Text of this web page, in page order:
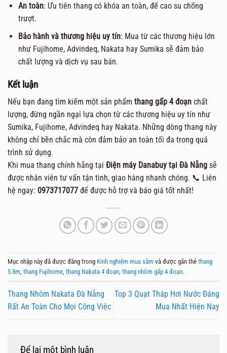
An toàn: Ưu tiên thang có khóa an toàn, đế cao su chống
trượt.
Bảo hành và thương hiệu uy tín: Mua từ các thương hiệu lớn
như Fujihome, Advindeq, Nakata hay Sumika sẽ đảm bảo
chất lượng và dịch vụ sau bán.
Kết luận
Nếu bạn đang tìm kiếm một sản phẩm thang gấp 4 đoạn chất
lượng, đừng ngần ngại lựa chọn từ các thương hiệu uy tín như
Sumika, Fujihome, Advindeq hay Nakata. Những dòng thang này
không chỉ bền chắc mà còn đảm bảo an toàn tối đa trong quá
trình sử dụng.
Khi mua thang chính hãng tại Điện máy Danabuy tại Đà Nẵng sẽ
được nhân viên tư vấn tận tình, giao hàng nhanh chóng. 📞 Liên
hệ ngay: 0973717077 để được hỗ trợ và báo giá tốt nhất!
Mục nhập này đã được đăng trong Kinh nghiệm mua sắm và được gắn thẻ thang
5.8m thang Fujihome thang Nakata 4 đoạn thang nhôm gấp 4 đoạn.
Thang Nhôm Nakata Đà Nẵng
Rất An Toàn Cho Mọi Công Việc
Top 3 Quạt Tháp Hơi Nước Đáng
Mua Nhất Hiện Nay
Để lại một bình luận